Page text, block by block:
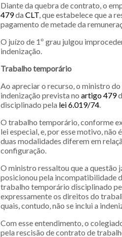
Diante da quebra de contrato, o
479da CLT, que estabelece que a
pagamento de metade da
O juízo de 1º grau julgou
indenização.
Trabalho temporário
Ao apreciar o recurso, o ministro do
indenização prevista no artigo 479
disciplinado pela lei 6.019/74.
O trabalho temporário, conforme
lei especial, e, por esse motivo, não
duas modalidades diferem em
configuração.
O ministro ressaltou que a questão
posicionou pela incompatibilidade
trabalho temporário disciplinado
expressamente os direitos do
quais, contudo, não se inclui a
Com esse entendimento, o
pela rescisão de contrato de